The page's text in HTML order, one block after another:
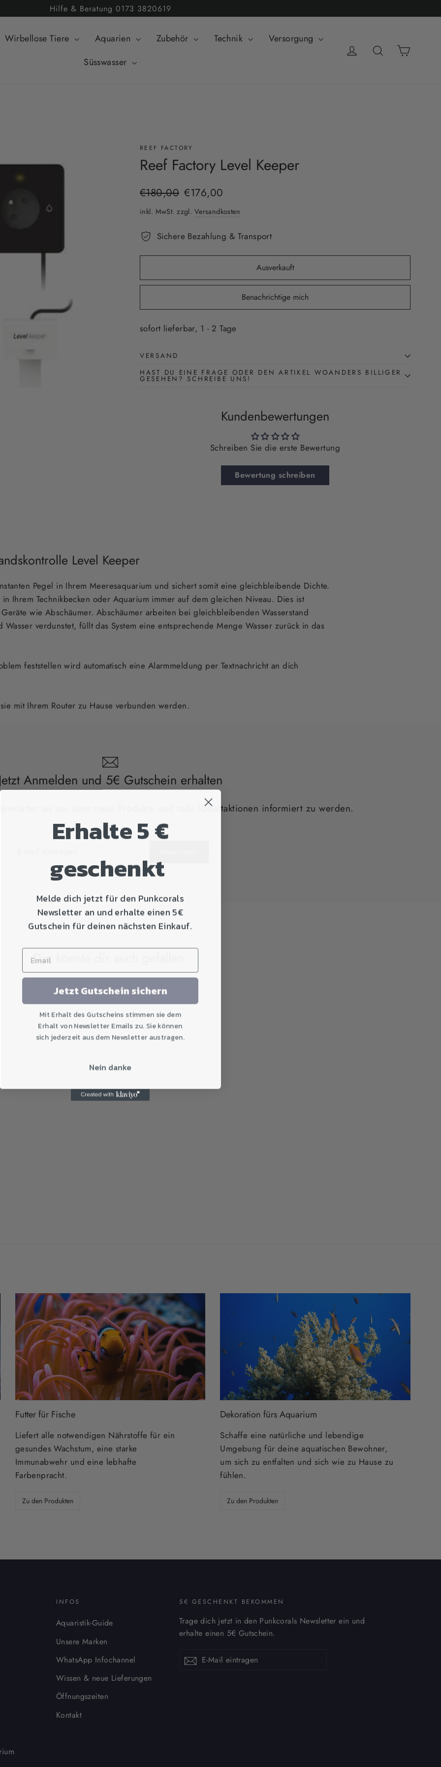
Hilfe & Beratung 0173 3820619
Wirbellose Tiere Aquarien Zubehör Technik
Versorgung
Süsswasser
EinloggenSuche
REEF FACTORY
Reef Factory Level Keeper
Normaler
€180,00 Sonderpreis
€176,00
inkl. MwSt. zzgl. Versandkosten
Sichere Bezahlung & Transport
Ausverkauft
Benachrichtige mich
sofort lieferbar, 1 - 2 Tage
VERSAND
HAST DU EINE FRAGE ODER DEN ARTIKEL WOANDERS BILLIGER
GESEHEN? SCHREIBE UNS!
Kundenbewertungen
Schreiben Sie die erste Bewertung
Bewertung schreiben
Level Keeper
Pegel in Ihrem Meeresaquarium und sichert somit eine gleichbleibende Dichte.
Ihrem Technikbecken oder Aquarium immer auf dem gleichen Niveau. Dies ist
wie Abschäumer. Abschäumer arbeiten bei gleichbleibenden Wasserstand
verdunstet, füllt das System eine entsprechende Menge Wasser zurück in das
feststellen wird automatisch eine Alarmmeldung per Textnachricht an dich
mit Ihrem Router zu Hause verbunden werden.
Jetzt Anmelden und 5€ Gutschein erhalten
an um über neue Produkte und tolle Rabattaktionen informiert zu werden.
Das könnte dir auch gefallen:
Futter für Fische
Liefert alle notwendigen Nährstoffe für ein
gesundes Wachstum, eine starke
Immunabwehr und eine lebhafte
Farbenpracht.
Zu den Produkten
Dekoration fürs Aquarium
Schaffe eine natürliche und lebendige
Umgebung für deine aquatischen Bewohner,
um sich zu entfalten und sich wie zu Hause zu
fühlen.
Zu den Produkten
INFOS
Aquaristik-Guide
Unsere Marken
WhatsApp Infochannel
Wissen & neue Lieferungen
Öffnungszeiten
Kontakt
5€ GESCHENKT BEKOMMEN
Trage dich jetzt in den Punkcorals Newsletter ein und
erhalte einen 5€ Gutschein.
Mail
Abonnieren
Erhalte 5 €
geschenkt
Melde dich jetzt für den Punkcorals
Newsletter an und erhalte einen 5€
Gutschein für deinen nächsten Einkauf.
Jetzt Gutschein sichern
Mit Erhalt des Gutscheins stimmen sie dem
Erhalt von Newsletter Emails zu. Sie können
sich jederzeit aus dem Newsletter austragen.
Nein danke